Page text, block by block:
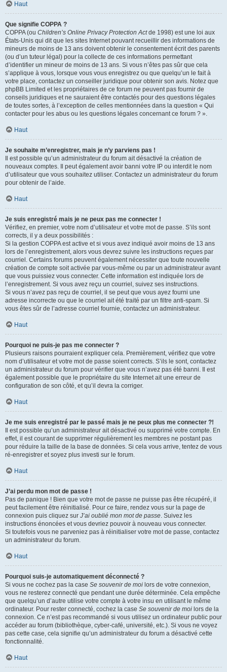
Haut
Que signifie COPPA ?
COPPA (ou Children’s Online Privacy Protection Actde 1998) est une loi aux
États-Unis qui dit que les sites Internet pouvant recueillir des informations de
mineurs de moins de 13 ans doivent obtenir le consentement écrit des parents
(ou d’un tuteur légal) pour la collecte de ces informations permettant
d’identifier un mineur de moins de 13 ans. Si vous n’êtes pas sûr que cela
s’applique à vous, lorsque vous vous enregistrez ou que quelqu’un le fait à
votre place, contactez un conseiller juridique pour obtenir son avis. Notez que
phpBB Limited et les propriétaires de ce forum ne peuvent pas fournir de
conseils juridiques et ne sauraient être contactés pour des questions légales
de toutes sortes, à l’exception de celles mentionnées dans la question « Qui
contacter pour les abus ou les questions légales concernant ce forum ? ».
Haut
Je souhaite m’enregistrer, mais je n’y parviens pas !
Il est possible qu’un administrateur du forum ait désactivé la création de
nouveaux comptes. Il peut également avoir banni votre IP ou interdit le nom
d’utilisateur que vous souhaitez utiliser. Contactez un administrateur du forum
pour obtenir de l’aide.
Haut
Je suis enregistré mais je ne peux pas me connecter !
Vérifiez, en premier, votre nom d’utilisateur et votre mot de passe. S’ils sont
corrects, il y a deux possibilités :
Si la gestion COPPA est active et si vous avez indiqué avoir moins de 13 ans
lors de l’enregistrement, alors vous devrez suivre les instructions reçues par
courriel. Certains forums peuvent également nécessiter que toute nouvelle
création de compte soit activée par vous-même ou par un administrateur avant
que vous puissiez vous connecter. Cette information est indiquée lors de
l’enregistrement. Si vous avez reçu un courriel, suivez ses instructions.
Si vous n’avez pas reçu de courriel, il se peut que vous ayez fourni une
adresse incorrecte ou que le courriel ait été traité par un filtre anti-spam. Si
vous êtes sûr de l’adresse courriel fournie, contactez un administrateur.
Haut
Pourquoi ne puis-je pas me connecter ?
Plusieurs raisons pourraient expliquer cela. Premièrement, vérifiez que votre
nom d’utilisateur et votre mot de passe soient corrects. S’ils le sont, contactez
un administrateur du forum pour vérifier que vous n’avez pas été banni. Il est
également possible que le propriétaire du site Internet ait une erreur de
configuration de son côté, et qu’il devra la corriger.
Haut
Je me suis enregistré par le passé mais je ne peux plus me connecter ?!
Il est possible qu’un administrateur ait désactivé ou supprimé votre compte. En
effet, il est courant de supprimer régulièrement les membres ne postant pas
pour réduire la taille de la base de données. Si cela vous arrive, tentez de vous
ré-enregistrer et soyez plus investi sur le forum.
Haut
J’ai perdu mon mot de passe !
Pas de panique ! Bien que votre mot de passe ne puisse pas être récupéré, il
peut facilement être réinitialisé. Pour ce faire, rendez vous sur la page de
connexion puis cliquez sur J’ai oublié mon mot de passe. Suivez les
instructions énoncées et vous devriez pouvoir à nouveau vous connecter.
Si toutefois vous ne parveniez pas à réinitialiser votre mot de passe, contactez
un administrateur du forum.
Haut
Pourquoi suis-je automatiquement déconnecté ?
Si vous ne cochez pas la case Se souvenir de moi lors de votre connexion,
vous ne resterez connecté que pendant une durée déterminée. Cela empêche
que quelqu’un d’autre utilise votre compte à votre insu en utilisant le même
ordinateur. Pour rester connecté, cochez la case Se souvenir de moi lors de la
connexion. Ce n’est pas recommandé si vous utilisez un ordinateur public pour
accéder au forum (bibliothèque, cyber-café, université, etc.). Si vous ne voyez
pas cette case, cela signifie qu’un administrateur du forum a désactivé cette
fonctionnalité.
Haut